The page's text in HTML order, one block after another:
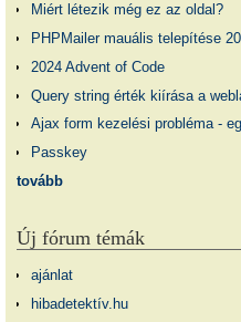
Miért létezik még ez az oldal?
PHPMailer mauális telepítése
2024 Advent of Code
Query string érték kiírása a
Ajax form kezelési probléma -
Passkey
tovább
Új fórum témák
ajánlat
hibadetektív.hu